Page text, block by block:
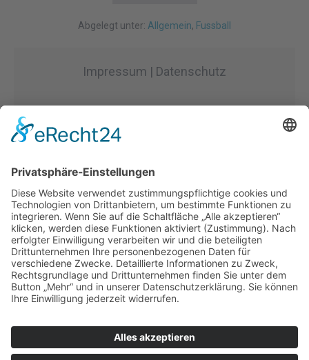
Abgelegt unter: Allgemein, Fussball
Impressum | Datenschutz
© Wiedbachtaler Sportsfreunde Neitersen
2023